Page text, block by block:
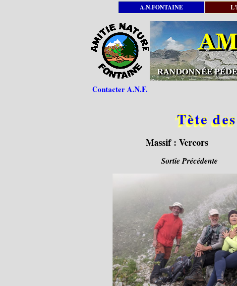
A.N.FONTAINE
Contacter A.N.F.
Tète
Massif : Vercors
Sortie Précédente